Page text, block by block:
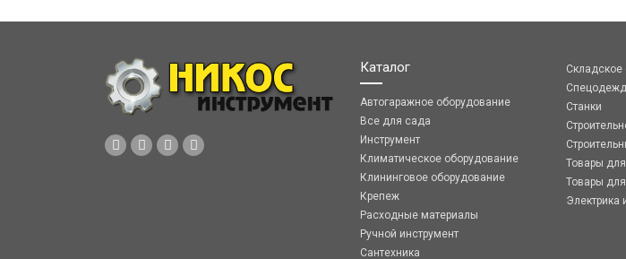
Каталог
Автогаражное оборудование
Все для сада
Инструмент
Климатическое оборудование
Клининговое оборудование
Крепеж
Расходные материалы
Ручной инструмент
Сантехника
Складское
Станки
Товары
Товары
Электрика